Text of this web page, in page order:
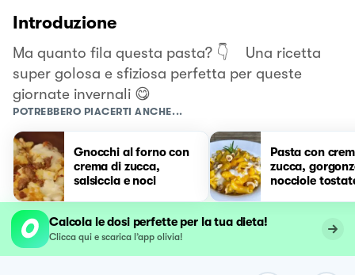
Introduzione
Ma quanto fila questa pasta? 👇 Una ricetta
super golosa e sfiziosa perfetta per queste
giornate invernali 😋
POTREBBERO PIACERTI ANCHE...
Gnocchi al forno con
crema di zucca,
salsiccia e noci
Pasta con
zucca,
nocciole
Calcola le dosi perfette per la tua dieta!
Clicca qui e scarica l’app olivia!